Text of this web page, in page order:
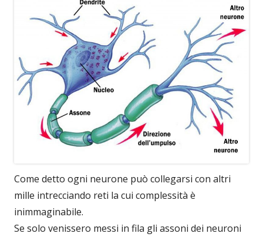
Come detto ogni neurone può collegarsi con altri
mille intrecciando reti la cui complessità è
inimmaginabile.
Se solo venissero messi in fila gli assoni dei neuroni